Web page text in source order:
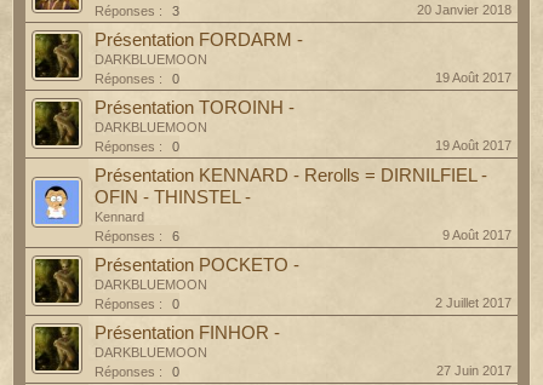
Réponses :
3 20 Janvier 2018
Présentation FORDARM -
DARKBLUEMOON
Réponses :
0 19 Août 2017
Présentation TOROINH -
DARKBLUEMOON
Réponses :
0 19 Août 2017
Présentation KENNARD - Rerolls = DIRNILFIEL -
OFIN - THINSTEL -
Kennard
Réponses :
6 9 Août 2017
Présentation POCKETO -
DARKBLUEMOON
Réponses :
0 2 Juillet 2017
Présentation FINHOR -
DARKBLUEMOON
Réponses :
0 27 Juin 2017